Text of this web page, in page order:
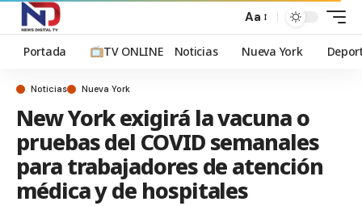
Aa
Portada TV ONLINE Noticias Nueva York
Noticias Nueva York
New York exigirá la vacuna o
pruebas del COVID semanales
para trabajadores de atención
médica y de hospitales